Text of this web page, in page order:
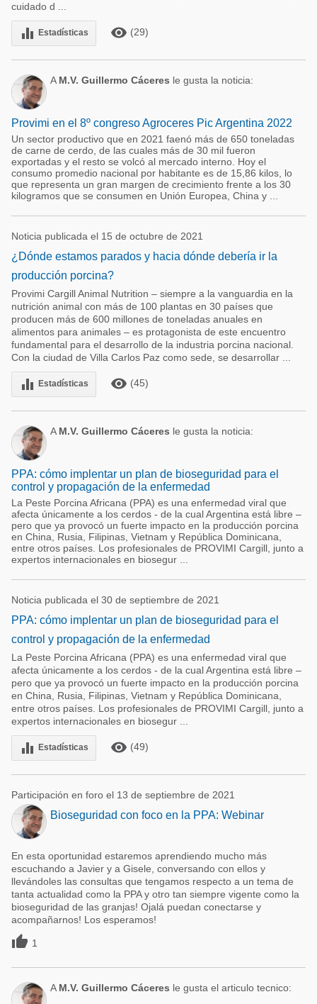
cuidado d ...
equalizer Estadísticas remove_red_eye (29)
A M.V. Guillermo Cáceres le gusta la noticia:
Provimi en el 8º congreso Agroceres Pic Argentina 2022
Un sector productivo que en 2021 faenó más de 650 toneladas
de carne de cerdo, de las cuales más de 30 mil fueron
exportadas y el resto se volcó al mercado interno. Hoy el
consumo promedio nacional por habitante es de 15,86 kilos, lo
que representa un gran margen de crecimiento frente a los 30
kilogramos que se consumen en Unión Europea, China y ...
Noticia publicada el 15 de octubre de 2021
¿Dónde estamos parados y hacia dónde debería ir la
producción porcina?
Provimi Cargill Animal Nutrition – siempre a la vanguardia en la
nutrición animal con más de 100 plantas en 30 países que
producen más de 600 millones de toneladas anuales en
alimentos para animales – es protagonista de este encuentro
fundamental para el desarrollo de la industria porcina nacional.
Con la ciudad de Villa Carlos Paz como sede, se desarrollar ...
equalizer Estadísticas remove_red_eye (45)
A M.V. Guillermo Cáceres le gusta la noticia:
PPA: cómo implentar un plan de bioseguridad para el
control y propagación de la enfermedad
La Peste Porcina Africana (PPA) es una enfermedad viral que
afecta únicamente a los cerdos - de la cual Argentina está libre –
pero que ya provocó un fuerte impacto en la producción porcina
en China, Rusia, Filipinas, Vietnam y República Dominicana,
entre otros países. Los profesionales de PROVIMI Cargill, junto a
expertos internacionales en biosegur ...
Noticia publicada el 30 de septiembre de 2021
PPA: cómo implentar un plan de bioseguridad para el
control y propagación de la enfermedad
La Peste Porcina Africana (PPA) es una enfermedad viral que
afecta únicamente a los cerdos - de la cual Argentina está libre –
pero que ya provocó un fuerte impacto en la producción porcina
en China, Rusia, Filipinas, Vietnam y República Dominicana,
entre otros países. Los profesionales de PROVIMI Cargill, junto a
expertos internacionales en biosegur ...
equalizer Estadísticas remove_red_eye (49)
Participación en foro el 13 de septiembre de 2021
Bioseguridad con foco en la PPA: Webinar
En esta oportunidad estaremos aprendiendo mucho más
escuchando a Javier y a Gisele, conversando con ellos y
llevándoles las consultas que tengamos respecto a un tema de
tanta actualidad como la PPA y otro tan siempre vigente como la
bioseguridad de las granjas! Ojalá puedan conectarse y
acompañarnos! Los esperamos!
 1
A M.V. Guillermo Cáceres le gusta el articulo tecnico: